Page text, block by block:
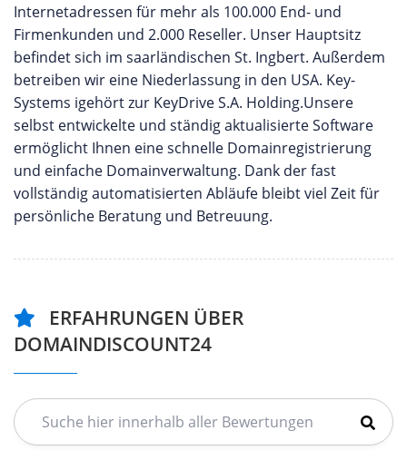
Internetadressen für mehr als 100.000 End- und
Firmenkunden und 2.000 Reseller. Unser Hauptsitz
befindet sich im saarländischen St. Ingbert. Außerdem
betreiben wir eine Niederlassung in den USA. Key-
Systems igehört zur KeyDrive S.A. Holding.Unsere
selbst entwickelte und ständig aktualisierte Software
ermöglicht Ihnen eine schnelle Domainregistrierung
und einfache Domainverwaltung. Dank der fast
vollständig automatisierten Abläufe bleibt viel Zeit für
persönliche Beratung und Betreuung.
ERFAHRUNGEN ÜBER
DOMAINDISCOUNT24